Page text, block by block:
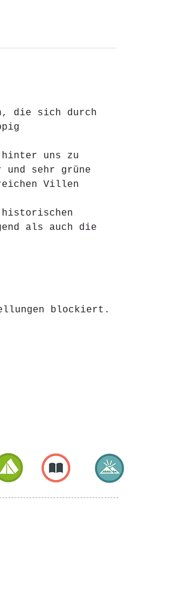
die sich durch
hinter uns zu
und sehr grüne
Villen
historischen
als auch die
blockiert.